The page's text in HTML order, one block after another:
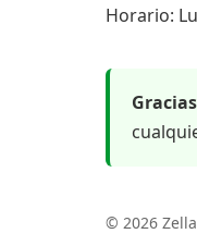
Horario:
© 2026